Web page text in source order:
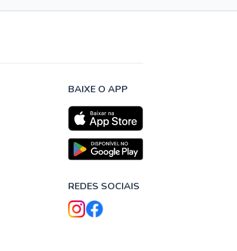
BAIXE O APP
REDES SOCIAIS